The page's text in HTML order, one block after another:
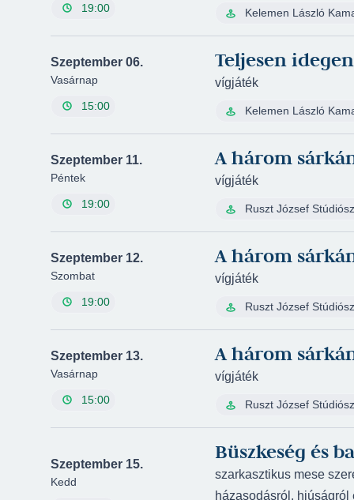
19:00 Kelemen László
Szeptember 06.
Vasárnap
15:00
Teljesen
vígjáték
Kelemen László
Szeptember 11.
Péntek
19:00
A három
vígjáték
Ruszt József
Szeptember 12.
Szombat
19:00
A három
vígjáték
Ruszt József
Szeptember 13.
Vasárnap
15:00
A három
vígjáték
Ruszt József
Szeptember 15.
Kedd
Büszkeség és
szarkasztikus mese
házasodásról, hiúságról